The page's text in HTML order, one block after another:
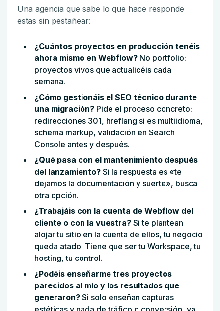
Una agencia que sabe lo que hace responde
estas sin pestañear:
¿Cuántos proyectos en producción tenéis
ahora mismo en Webflow? No portfolio:
proyectos vivos que actualicéis cada
semana.
¿Cómo gestionáis el SEO técnico durante
una migración? Pide el proceso concreto:
redirecciones 301, hreflang si es multiidioma,
schema markup, validación en Search
Console antes y después.
¿Qué pasa con el mantenimiento después
del lanzamiento? Si la respuesta es «te
dejamos la documentación y suerte», busca
otra opción.
¿Trabajáis con la cuenta de Webflow del
cliente o con la vuestra? Si te plantean
alojar tu sitio en la cuenta de ellos, tu negocio
queda atado. Tiene que ser tu Workspace, tu
hosting, tu control.
¿Podéis enseñarme tres proyectos
parecidos al mío y los resultados que
generaron? Si solo enseñan capturas
estéticas y nada de tráfico o conversión, ya